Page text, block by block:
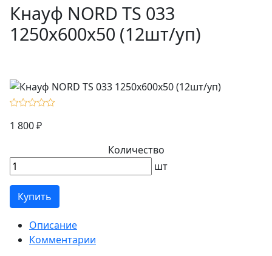
Кнауф NORD TS 033
1250х600х50 (12шт/уп)
1 800 ₽
Количество
шт
Купить
Описание
Комментарии